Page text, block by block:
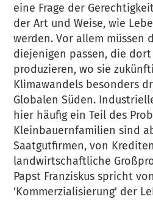
eine Frage der
der Art und Weise, wie
werden. Vor allem müssen
diejenigen passen, die
produzieren, wo sie
Klimawandels besonders
Globalen Süden.
hier häufig ein Teil des
Kleinbauernfamilien sind
Saatgutfirmen, von
landwirtschaftliche
Papst Franziskus spricht
‘Kommerzialisierung' der